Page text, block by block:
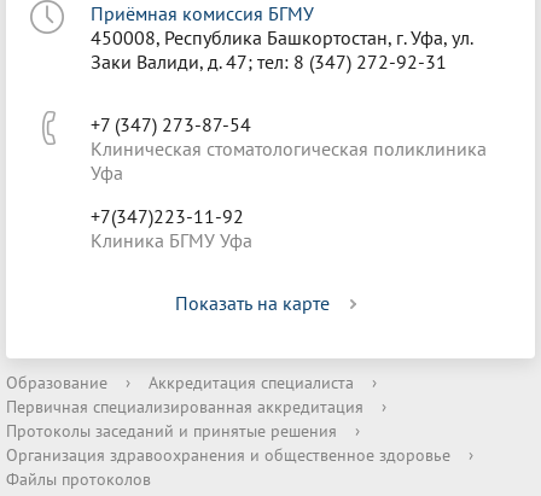
Приёмная комиссия БГМУ
450008, Республика Башкортостан, г. Уфа, ул.
Заки Валиди, д. 47; тел: 8 (347) 272-92-31
+7 (347) 273-87-54
Клиническая стоматологическая поликлиника
Уфа
+7(347)223-11-92
Клиника БГМУ Уфа
Показать на карте
Образование › Аккредитация специалиста
›
Первичная специализированная аккредитация
›
Протоколы заседаний и принятые решения
›
Организация здравоохранения и общественное здоровье
›
Файлы протоколов